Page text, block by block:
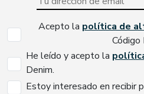
Acepto la política de
Código
He leído y acepto la
Denim.
Estoy interesado en recibir